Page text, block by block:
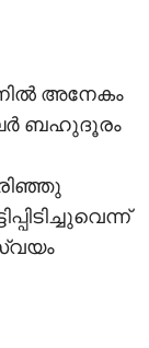
അനേകം
ബഹുദൂരം